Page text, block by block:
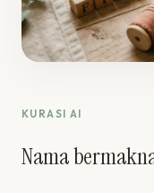
KURASI AI
Nama